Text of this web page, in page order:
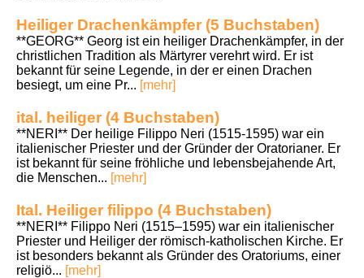
Heiliger Drachenkämpfer (5 Buchstaben)
**GEORG** Georg ist ein heiliger Drachenkämpfer, in der
christlichen Tradition als Märtyrer verehrt wird. Er ist
bekannt für seine Legende, in der er einen Drachen
besiegt, um eine Pr... [mehr]
ital. heiliger (4 Buchstaben)
**NERI** Der heilige Filippo Neri (1515-1595) war ein
italienischer Priester und der Gründer der Oratorianer. Er
ist bekannt für seine fröhliche und lebensbejahende Art,
die Menschen... [mehr]
Ital. Heiliger filippo (4 Buchstaben)
**NERI** Filippo Neri (1515–1595) war ein italienischer
Priester und Heiliger der römisch-katholischen Kirche. Er
ist besonders bekannt als Gründer des Oratoriums, einer
religiö... [mehr]